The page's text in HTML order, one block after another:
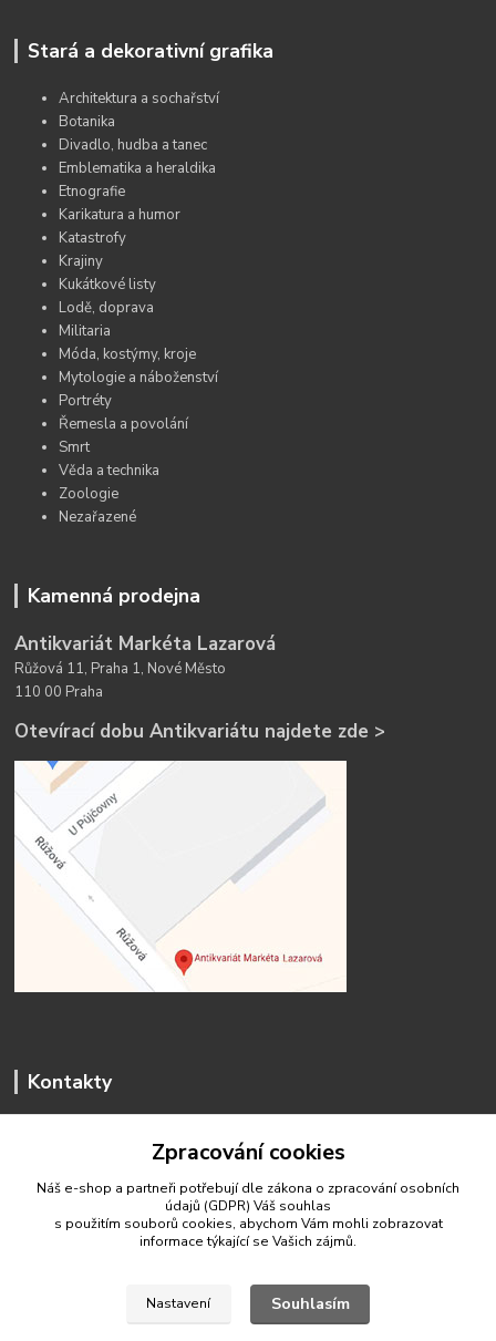
Stará a dekorativní grafika
Architektura a sochařství
Botanika
Divadlo, hudba a tanec
Emblematika a heraldika
Etnografie
Karikatura a humor
Katastrofy
Krajiny
Kukátkové listy
Lodě, doprava
Militaria
Móda, kostýmy, kroje
Mytologie a náboženství
Portréty
Řemesla a povolání
Smrt
Věda a technika
Zoologie
Nezařazené
Kamenná prodejna
Antikvariát Markéta Lazarová
Růžová 11, Praha 1, Nové Město
110 00 Praha
Otevírací dobu Antikvariátu najdete zde >
Kontakty
antikvariat.marketa.lazarova@gmail.com
Zpracování cookies
Náš e-shop a partneři potřebují dle zákona o zpracování osobních
údajů (GDPR) Váš souhlas
s použitím souborů cookies, abychom Vám mohli zobrazovat
informace týkající se Vašich zájmů.
Nastavení Souhlasím